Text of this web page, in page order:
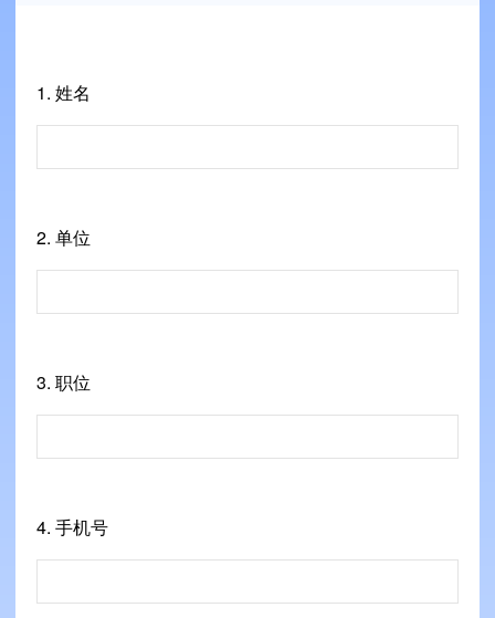
1. 姓名
2. 单位
3. 职位
4. 手机号